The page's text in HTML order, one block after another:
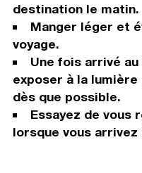
destination le matin.
Manger léger et
voyage.
Une fois arrivé au
exposer à la
dès que possible.
Essayez de vous
lorsque vous